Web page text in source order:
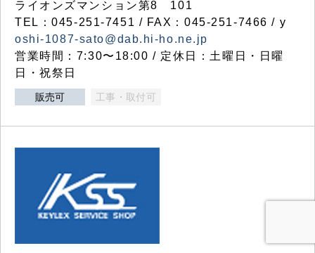
ライオンズマンション第8 101
TEL：045-251-7451 / FAX：045-251-7466 / y
oshi-1087-sato@dab.hi-ho.ne.jp
営業時間：7:30〜18:00 / 定休日：土曜日・日曜
日・祝祭日
販売可 工事・取付可